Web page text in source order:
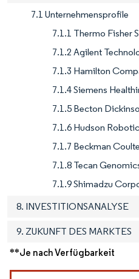
7.1 Unternehmensprofile
7.1.1 Thermo Fisher
7.1.2 Agilent
7.1.3 Hamilton
7.1.4 Siemens
7.1.5 Becton
7.1.6 Hudson
7.1.7 Beckman
7.1.8 Tecan
7.1.9 Shimadzu
8. INVESTITIONSANALYSE
9. ZUKUNFT DES MARKTES
**Je nach Verfügbarkeit